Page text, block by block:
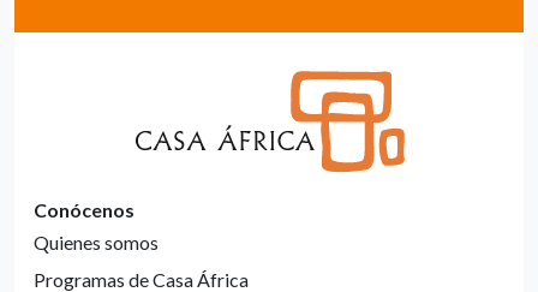
Conócenos
Quienes somos
Programas de Casa África